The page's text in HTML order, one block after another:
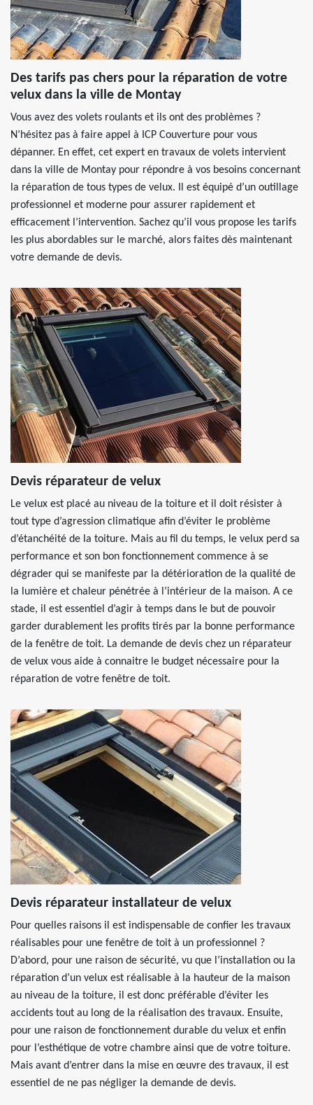
Des tarifs pas chers pour la réparation de votre
velux dans la ville de Montay
Vous avez des volets roulants et ils ont des problèmes ?
N’hésitez pas à faire appel à ICP Couverture pour vous
dépanner. En effet, cet expert en travaux de volets intervient
dans la ville de Montay pour répondre à vos besoins concernant
la réparation de tous types de velux. Il est équipé d’un outillage
professionnel et moderne pour assurer rapidement et
efficacement l’intervention. Sachez qu’il vous propose les tarifs
les plus abordables sur le marché, alors faites dès maintenant
votre demande de devis.
Devis réparateur de velux
Le velux est placé au niveau de la toiture et il doit résister à
tout type d’agression climatique afin d’éviter le problème
d’étanchéité de la toiture. Mais au fil du temps, le velux perd sa
performance et son bon fonctionnement commence à se
dégrader qui se manifeste par la détérioration de la qualité de
la lumière et chaleur pénétrée à l’intérieur de la maison. A ce
stade, il est essentiel d’agir à temps dans le but de pouvoir
garder durablement les profits tirés par la bonne performance
de la fenêtre de toit. La demande de devis chez un réparateur
de velux vous aide à connaitre le budget nécessaire pour la
réparation de votre fenêtre de toit.
Devis réparateur installateur de velux
Pour quelles raisons il est indispensable de confier les travaux
réalisables pour une fenêtre de toit à un professionnel ?
D’abord, pour une raison de sécurité, vu que l’installation ou la
réparation d’un velux est réalisable à la hauteur de la maison
au niveau de la toiture, il est donc préférable d’éviter les
accidents tout au long de la réalisation des travaux. Ensuite,
pour une raison de fonctionnement durable du velux et enfin
pour l’esthétique de votre chambre ainsi que de votre toiture.
Mais avant d’entrer dans la mise en œuvre des travaux, il est
essentiel de ne pas négliger la demande de devis.